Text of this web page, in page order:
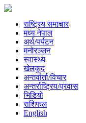
राष्ट्रिय समाचार
मध्य नेपाल
अर्थ/पर्यटन
मनोरञ्जन
स्वास्थ्य
खेलकुद
अन्तर्वार्ता/विचार
अन्तर्राष्ट्रिय/प्रवास
भिडियो
राशिफल
English